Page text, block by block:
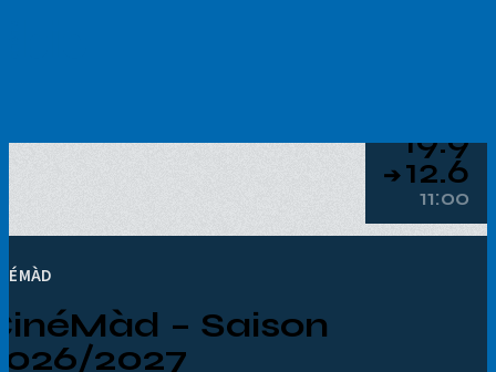
19.9
➔ 12.6
11:00
– Saison
2027